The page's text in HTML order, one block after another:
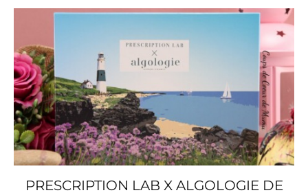
PRESCRIPTION LAB X ALGOLOGIE DE